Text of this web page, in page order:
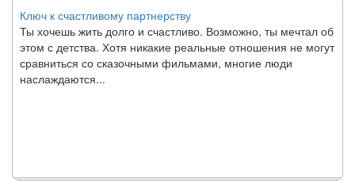
Ключ к счастливому партнерству
Ты хочешь жить долго и счастливо. Возможно, ты мечтал об
этом с детства. Хотя никакие реальные отношения не могут
сравниться со сказочными фильмами, многие люди
наслаждаются...